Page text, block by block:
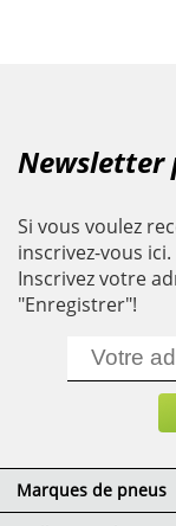
Newsletter
Si vous voulez
inscrivez-vous ici.
Inscrivez votre
"Enregistrer"!
Marques de pneus